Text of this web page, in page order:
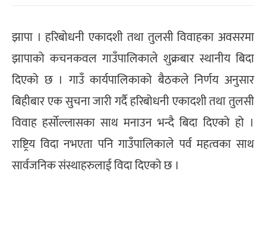
झापा । हरिबोधनी एकादशी तथा तुलसी विवाहका अवसरमा
झापाको कचनकवल गाउँपालिकाले शुक्रबार स्थानीय बिदा
दिएको छ । गाउँ कार्यपालिकाको बैठकले निर्णय अनुसार
बिहीबार एक सुचना जारी गर्दै हरिबोधनी एकादशी तथा तुलसी
विवाह हर्सोल्लासका साथ मनाउन भन्दै बिदा दिएको हो ।
राष्ट्रिय विदा नभएता पनि गाउँपालिकाले पर्व महत्वका साथ
सार्वजनिक संस्थाहरुलाई विदा दिएको छ ।